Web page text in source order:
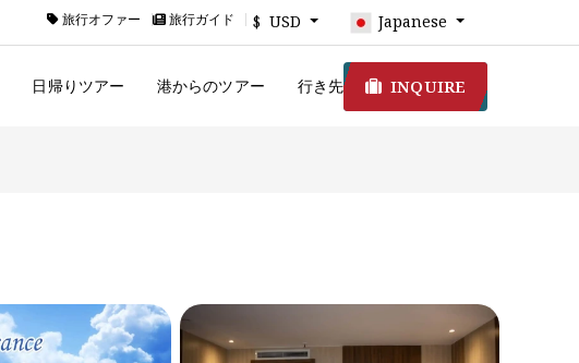
旅行オファー 旅行ガイド $ USD Japanese
日帰りツアー 港からのツアー 行き先 INQUIRE